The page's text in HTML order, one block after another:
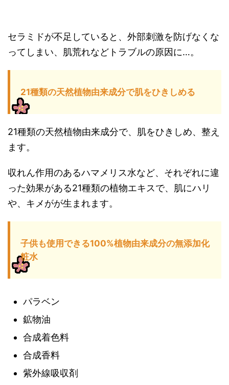
セラミドが不足していると、外部刺激を防げなくな
ってしまい、肌荒れなどトラブルの原因に…。
21種類の天然植物由来成分で肌をひきしめる
21種類の天然植物由来成分で、肌をひきしめ、整え
ます。
収れん作用のあるハマメリス水など、それぞれに違
った効果がある21種類の植物エキスで、肌にハリ
や、キメがが生まれます。
子供も使用できる100%植物由来成分の無添加化
粧水
パラベン
鉱物油
合成着色料
合成香料
紫外線吸収剤